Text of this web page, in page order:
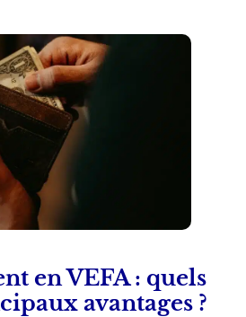
en VEFA : quels
avantages ?